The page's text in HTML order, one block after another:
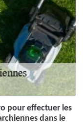
pour effectuer les
dans le